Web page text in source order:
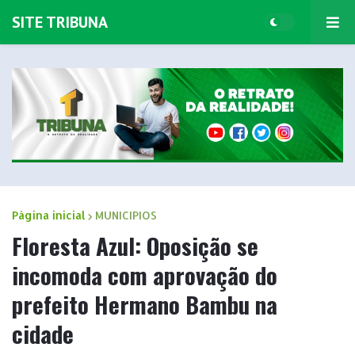
SITE TRIBUNA
Página inicial MUNICIPIOS
Floresta Azul: Oposição se
incomoda com aprovação do
prefeito Hermano Bambu na
cidade